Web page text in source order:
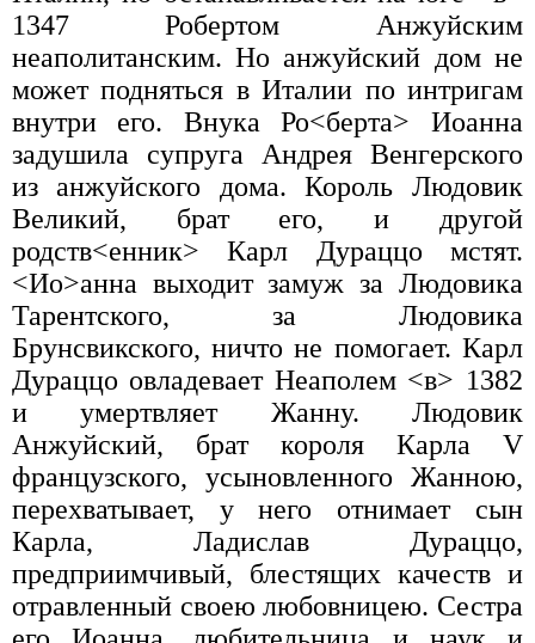
1347 Робертом Анжуйским
неаполитанским. Но анжуйский дом не
может подняться в Италии по интригам
внутри его. Внука Ро<берта> Иоанна
задушила супруга Андрея Венгерского
из анжуйского дома. Король Людовик
Великий, брат его, и другой
родств<енник> Карл Дураццо мстят.
<Ио>анна выходит замуж за Людовика
Тарентского, за Людовика
Брунсвикского, ничто не помогает. Карл
Дураццо овладевает Неаполем <в> 1382
и умертвляет Жанну. Людовик
Анжуйский, брат короля Карла V
французского, усыновленного Жанною,
перехватывает, у него отнимает сын
Карла, Ладислав Дураццо,
предприимчивый, блестящих качеств и
отравленный своею любовницею. Сестра